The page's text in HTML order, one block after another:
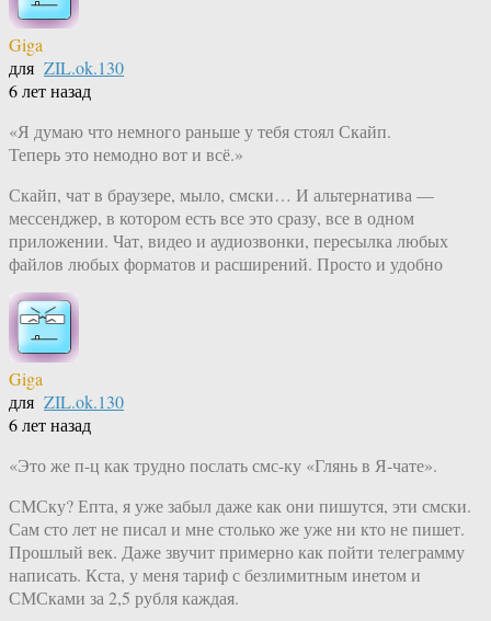
Giga
для ZIL.ok.130
6 лет назад
«Я думаю что немного раньше у тебя стоял Скайп.
Теперь это немодно вот и всё.»
Скайп, чат в браузере, мыло, смски… И альтернатива —
мессенджер, в котором есть все это сразу, все в одном
приложении. Чат, видео и аудиозвонки, пересылка любых
файлов любых форматов и расширений. Просто и удобно
Giga
для ZIL.ok.130
6 лет назад
«Это же п-ц как трудно послать смс-ку «Глянь в Я-чате».
СМСку? Епта, я уже забыл даже как они пишутся, эти смски.
Сам сто лет не писал и мне столько же уже ни кто не пишет.
Прошлый век. Даже звучит примерно как пойти телеграмму
написать. Кста, у меня тариф с безлимитным инетом и
СМСками за 2,5 рубля каждая.